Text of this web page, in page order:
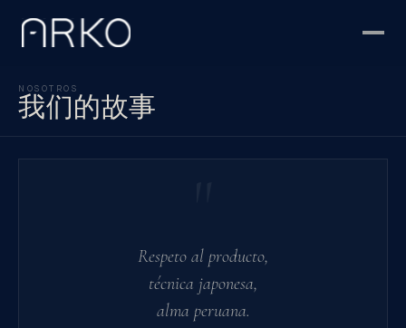
NOSOTROS
我们的故事
Respeto al producto,
técnica japonesa,
alma peruana.